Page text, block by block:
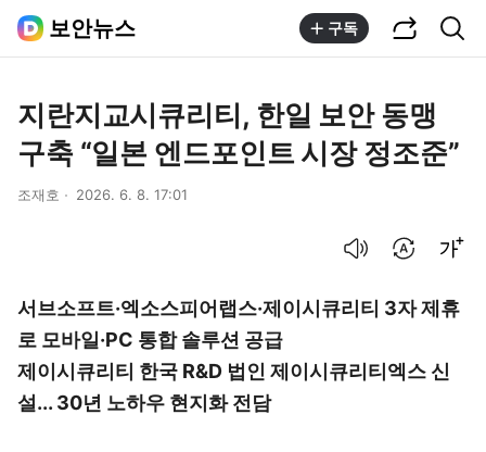
보안뉴스 구독
지란지교시큐리티, 한일 보안 동맹
구축 “일본 엔드포인트 시장 정조준”
조재호 2026. 6. 8. 17:01
서브소프트·엑소스피어랩스·제이시큐리티 3자 제휴
로 모바일·PC 통합 솔루션 공급
제이시큐리티 한국 R&D 법인 제이시큐리티엑스 신
설... 30년 노하우 현지화 전담